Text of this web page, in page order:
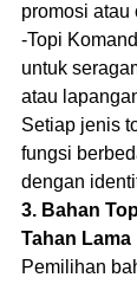
promosi atau
-Topi
untuk
atau
Setiap jenis
fungsi
dengan
3. Bahan
Tahan Lama
Pemilihan